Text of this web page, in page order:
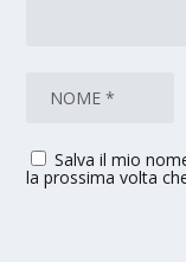
Salva il mio
la prossima volta